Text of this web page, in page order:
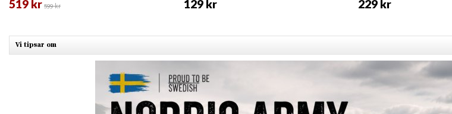
519 kr599 kr 129 kr 229 kr
Vi tipsar om